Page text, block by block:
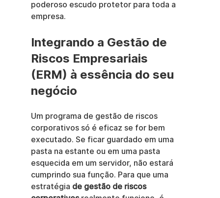
poderoso escudo protetor para toda a
empresa.
Integrando a Gestão de
Riscos Empresariais
(ERM) à essência do seu
negócio
Um programa de gestão de riscos
corporativos só é eficaz se for bem
executado. Se ficar guardado em uma
pasta na estante ou em uma pasta
esquecida em um servidor, não estará
cumprindo sua função. Para que uma
estratégia de gestão de riscos